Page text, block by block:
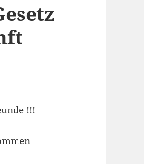
!!!